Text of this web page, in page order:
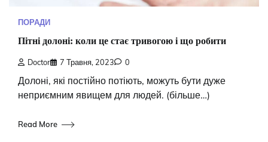
ПОРАДИ
Пітні долоні: коли це стає тривогою і що робити
Doctor 7 Травня, 2023 0
Долоні, які постійно потіють, можуть бути дуже
неприємним явищем для людей. (більше…)
Read More